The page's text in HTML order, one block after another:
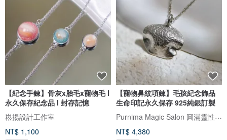
【紀念手鍊】骨灰x胎毛x寵物毛 l
永久保存紀念品 l 封存記憶
崧揚設計工作室
NT$ 1,100
【寵物鼻紋項鍊】毛孩紀念飾品
生命印記永久保存 925純銀訂製
Purnima Magic Salon 圓滿靈性工作坊
NT$ 4,380